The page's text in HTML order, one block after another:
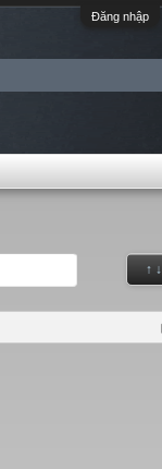
Đăng nhập
↑ ↓